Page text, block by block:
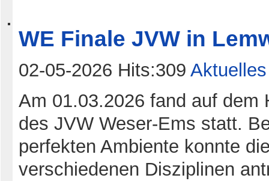
WE Finale JVW in
02-05-2026 Hits:309 Aktuelles
Am 01.03.2026 fand auf dem
des JVW Weser-Ems statt.
perfekten Ambiente konnte
verschiedenen Disziplinen